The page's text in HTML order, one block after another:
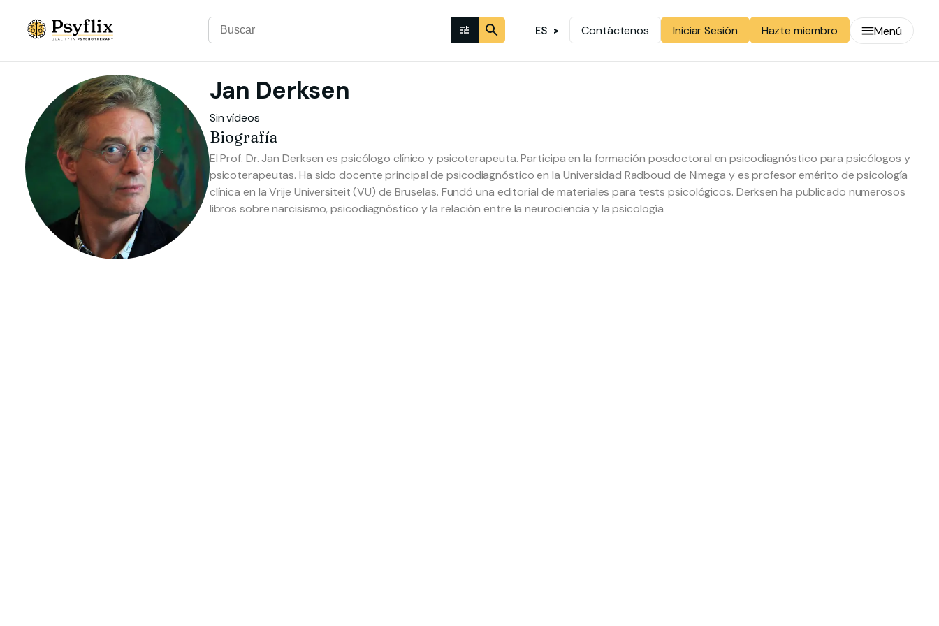
ES Contáctenos Iniciar Sesión Hazte miembro Menú
Jan Derksen
Sin vídeos
Biografía
El Prof. Dr. Jan Derksen es psicólogo clínico y psicoterapeuta. Participa en la formación posdoctoral en psicodiagnóstico para psicólogos y
psicoterapeutas. Ha sido docente principal de psicodiagnóstico en la Universidad Radboud de Nimega y es profesor emérito de psicología
clínica en la Vrije Universiteit (VU) de Bruselas. Fundó una editorial de materiales para tests psicológicos. Derksen ha publicado numerosos
libros sobre narcisismo, psicodiagnóstico y la relación entre la neurociencia y la psicología.